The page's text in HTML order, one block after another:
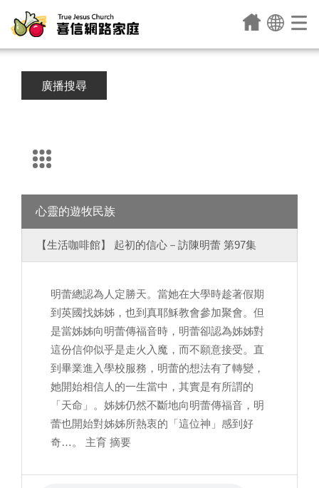
廣播搜尋
心靈的遊牧民族
【生活咖啡館】 起初的信心－訪陳明蕾 第97集
明蕾總認為人定勝天。當她在大學時趁著假期
到英國找姊姊，也到真耶穌教會參加聚會。但
是當姊姊向明蕾傳福音時，明蕾卻認為姊姊對
這份信仰似乎是走火入魔，而不願意接受。直
到畢業進入學校服務，明蕾的想法有了轉變，
她開始相信人的一生當中，其實是有所謂的
「天命」。姊姊仍然不斷地向明蕾傳福音，明
蕾也開始對姊姊所熱衷的「這位神」感到好
奇…。 主育 摘要